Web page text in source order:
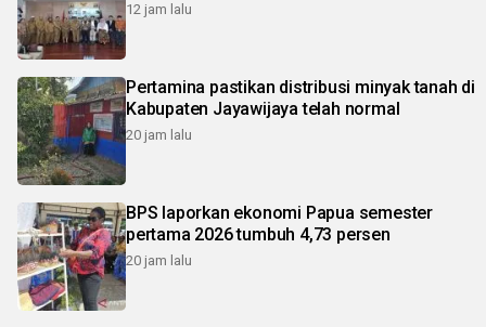
12 jam lalu
Pertamina pastikan distribusi minyak tanah di
Kabupaten Jayawijaya telah normal
20 jam lalu
BPS laporkan ekonomi Papua semester
pertama 2026 tumbuh 4,73 persen
20 jam lalu